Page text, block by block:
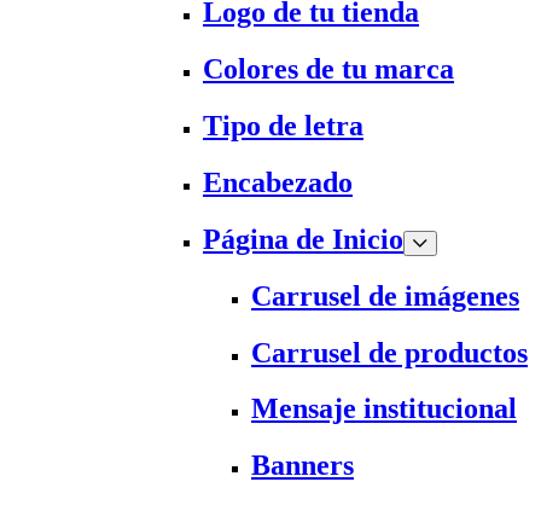
Logo de tu tienda
Colores de tu marca
Tipo de letra
Encabezado
Página de Inicio
Carrusel de imágenes
Carrusel de productos
Mensaje institucional
Banners